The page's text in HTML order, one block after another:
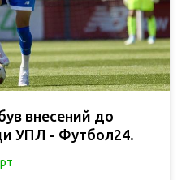
внесений до
УПЛ - Футбол24.